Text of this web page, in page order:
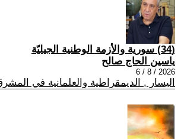
(34) سورية والأزمة الوطنية الجيليّة
ياسين الحاج صالح
2026 / 8 / 6
اليسار , الديمقراطية والعلمانية في